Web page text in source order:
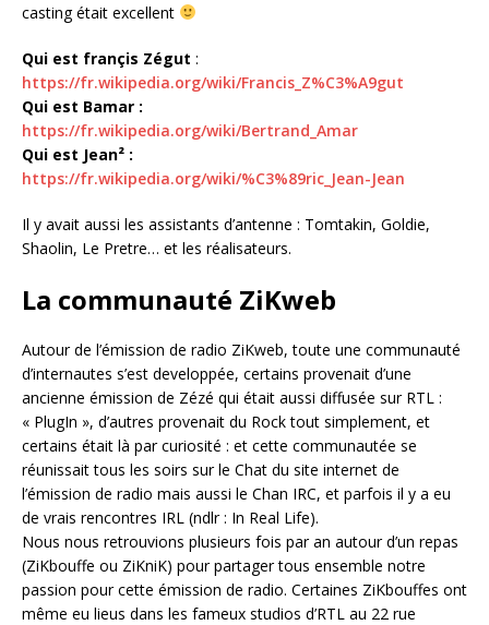
casting était excellent
Qui est françis Zégut :
https://fr.wikipedia.org/wiki/Francis_Z%C3%A9gut
Qui est Bamar :
https://fr.wikipedia.org/wiki/Bertrand_Amar
Qui est Jean² :
https://fr.wikipedia.org/wiki/%C3%89ric_Jean-Jean
Il y avait aussi les assistants d’antenne : Tomtakin, Goldie,
Shaolin, Le Pretre… et les réalisateurs.
La communauté ZiKweb
Autour de l’émission de radio ZiKweb, toute une communauté
d’internautes s’est developpée, certains provenait d’une
ancienne émission de Zézé qui était aussi diffusée sur RTL :
« PlugIn », d’autres provenait du Rock tout simplement, et
certains était là par curiosité : et cette communautée se
réunissait tous les soirs sur le Chat du site internet de
l’émission de radio mais aussi le Chan IRC, et parfois il y a eu
de vrais rencontres IRL (ndlr : In Real Life).
Nous nous retrouvions plusieurs fois par an autour d’un repas
(ZiKbouffe ou ZiKniK) pour partager tous ensemble notre
passion pour cette émission de radio. Certaines ZiKbouffes ont
même eu lieus dans les fameux studios d’RTL au 22 rue